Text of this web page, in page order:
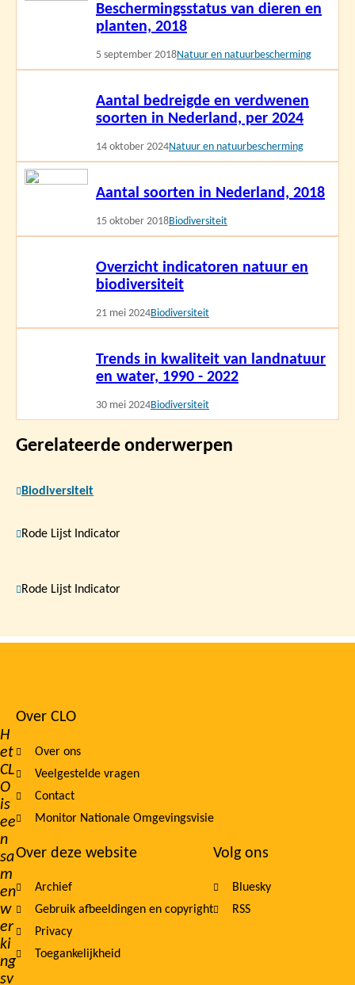
Beschermingsstatus van dieren en
planten, 2018
5 september 2018Natuur en natuurbescherming
Aantal bedreigde en verdwenen
soorten in Nederland, per 2024
14 oktober 2024Natuur en natuurbescherming
Aantal soorten in Nederland, 2018
15 oktober 2018Biodiversiteit
Lees
Overzicht indicatoren natuur en
biodiversiteit
21 mei 2024Biodiversiteit
Trends in kwaliteit van landnatuur
en water, 1990 - 2022
30 mei 2024Biodiversiteit
Gerelateerde onderwerpen
Biodiversiteit
Rode Lijst Indicator
Rode Lijst Indicator
H
et
CL
O
is
ee
n
sa
m
en
w
er
ki
ng
sv
Footer
navigation
Over CLO
Over ons
Veelgestelde vragen
Contact
Monitor Nationale Omgevingsvisie
Over deze website
Archief
Gebruik afbeeldingen en copyright
Privacy
Toegankelijkheid
Volg ons
Bluesky
RSS